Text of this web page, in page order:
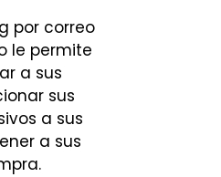
por correo
le permite
a sus
sus
a sus
a sus